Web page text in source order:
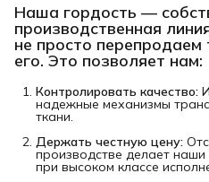
Наша гордость —
производственная
не просто
его. Это позволяет нам:
Контролировать качество:
надежные механизмы
ткани.
Держать честную цену:
производстве делает
при высоком классе